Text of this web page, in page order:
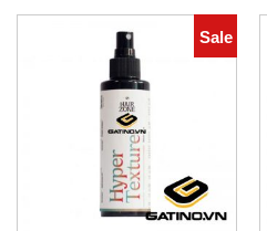
599.000₫.
Sale